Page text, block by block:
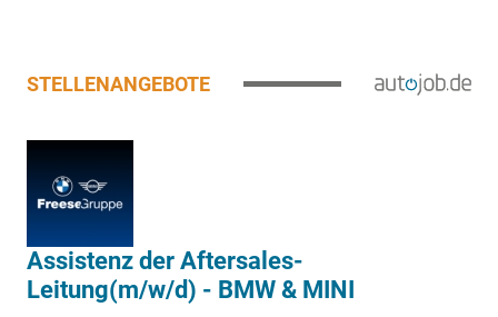
STELLENANGEBOTE
Assistenz der Aftersales-
Leitung(m/w/d) - BMW & MINI